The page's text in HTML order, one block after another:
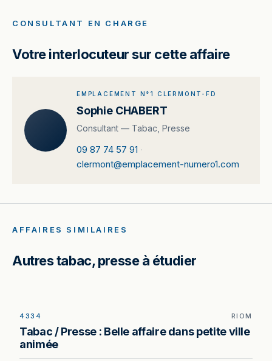
CONSULTANT EN CHARGE
Votre interlocuteur sur cette affaire
EMPLACEMENT N°1 CLERMONT-FD
Sophie CHABERT
Consultant — Tabac, Presse
09 87 74 57 91 ·
clermont@emplacement-numero1.com
AFFAIRES SIMILAIRES
Autres tabac, presse à étudier
Tabac / Presse / FDJ / PMU / Relais Colis à Riom
— 103 000 € de commissions nettes sur 90 m².
4334 RIOM
Tabac / Presse : Belle affaire dans petite ville
animée